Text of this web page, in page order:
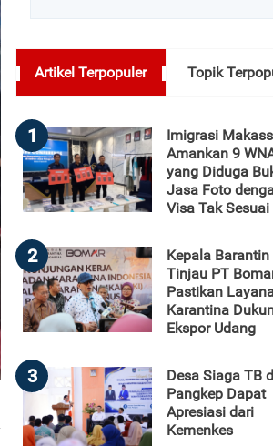
Artikel Terpopuler Topik
1
Imigrasi
Amankan 9
yang Diduga
Jasa Foto
Visa Tak Sesuai
2
Kepala Barantin
Tinjau PT
Pastikan
Karantina
Ekspor Udang
3
Desa Siaga TB
Pangkep Dapat
Apresiasi dari
Kemenkes